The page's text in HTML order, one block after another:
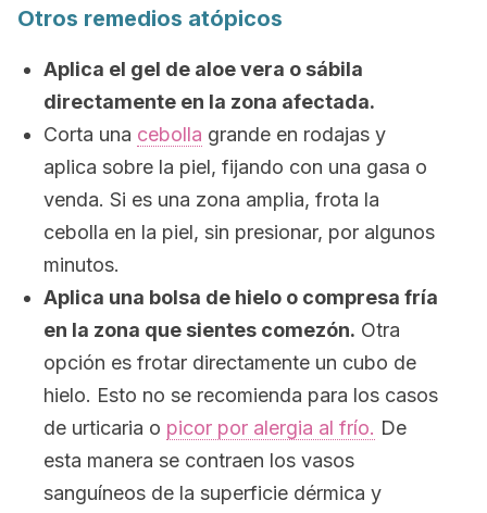
Otros remedios atópicos
Aplica el gel de aloe vera o sábila
directamente en la zona afectada.
Corta una cebolla grande en rodajas y
aplica sobre la piel, fijando con una gasa o
venda. Si es una zona amplia, frota la
cebolla en la piel, sin presionar, por algunos
minutos.
Aplica una bolsa de hielo o compresa fría
en la zona que sientes comezón. Otra
opción es frotar directamente un cubo de
hielo. Esto no se recomienda para los casos
de urticaria o picor por alergia al frío. De
esta manera se contraen los vasos
sanguíneos de la superficie dérmica y